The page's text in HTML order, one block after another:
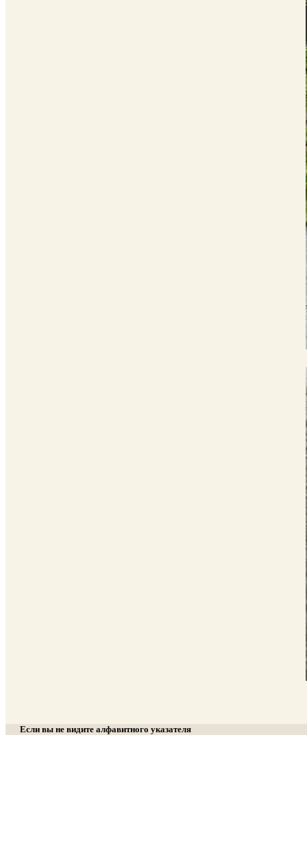
Если вы не видите алфавитного указателя